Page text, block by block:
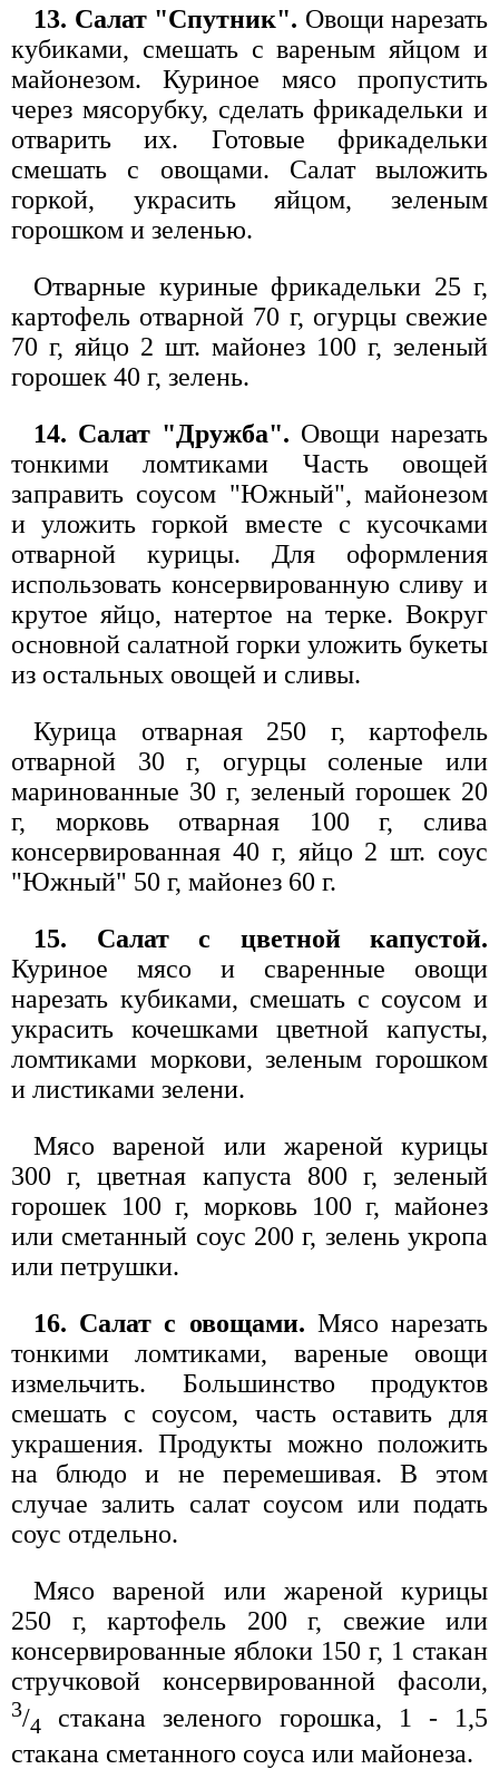
13. Салат "Спутник". Овощи нарезать
кубиками, смешать с вареным яйцом и
майонезом. Куриное мясо пропустить
через мясорубку, сделать фрикадельки и
отварить их. Готовые фрикадельки
смешать с овощами. Салат выложить
горкой, украсить яйцом, зеленым
горошком и зеленью.
Отварные куриные фрикадельки 25 г,
картофель отварной 70 г, огурцы свежие
70 г, яйцо 2 шт. майонез 100 г, зеленый
горошек 40 г, зелень.
14. Салат "Дружба". Овощи нарезать
тонкими ломтиками Часть овощей
заправить соусом "Южный", майонезом
и уложить горкой вместе с кусочками
отварной курицы. Для оформления
использовать консервированную сливу и
крутое яйцо, натертое на терке. Вокруг
основной салатной горки уложить букеты
из остальных овощей и сливы.
Курица отварная 250 г, картофель
отварной 30 г, огурцы соленые или
маринованные 30 г, зеленый горошек 20
г, морковь отварная 100 г, слива
консервированная 40 г, яйцо 2 шт. соус
"Южный" 50 г, майонез 60 г.
15. Салат с цветной капустой.
Куриное мясо и сваренные овощи
нарезать кубиками, смешать с соусом и
украсить кочешками цветной капусты,
ломтиками моркови, зеленым горошком
и листиками зелени.
Мясо вареной или жареной курицы
300 г, цветная капуста 800 г, зеленый
горошек 100 г, морковь 100 г, майонез
или сметанный соус 200 г, зелень укропа
или петрушки.
16. Салат с овощами. Мясо нарезать
тонкими ломтиками, вареные овощи
измельчить. Большинство продуктов
смешать с соусом, часть оставить для
украшения. Продукты можно положить
на блюдо и не перемешивая. В этом
случае залить салат соусом или подать
соус отдельно.
Мясо вареной или жареной курицы
250 г, картофель 200 г, свежие или
консервированные яблоки 150 г, 1 стакан
стручковой консервированной фасоли,
3/4 стакана зеленого горошка, 1 - 1,5
стакана сметанного соуса или майонеза.